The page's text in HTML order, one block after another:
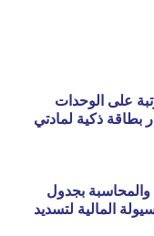
على الوحدات
بطاقة ذكية لمادتي
بجدول
المالية لتسديد